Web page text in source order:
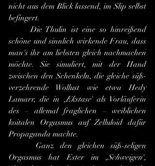
nicht aus dem Blick lassend, im Slip selbst
befingert.
	Die Thulin ist eine so hinreißend
schöne und sinnlich wirkende Frau, dass
man's ihr am liebsten gleich nachmachen
möchte. Sie simuliert, mit der Hand
zwischen den Schenkeln, die gleiche süß-
verzehrende Wollust wie etwa Hedy
Lamarr, die in ,Ekstase' als Vorläuferin
des – allemal fraglichen – weiblichen
koitalen Orgasmus auf Zelluloid dafür
Propaganda machte.
Orgasmus hat Ester im ,Schweigen',